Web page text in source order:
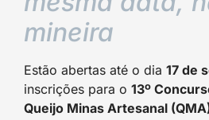
mineira
Estão abertas até o dia 17 de
inscrições para o 13º
Queijo Minas Artesanal